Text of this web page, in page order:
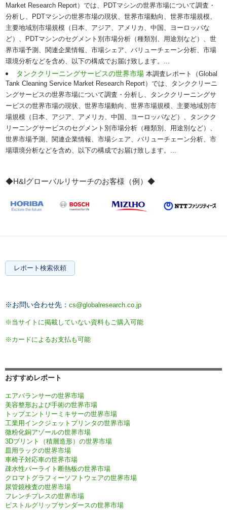
Market Research Report）では、PDTマシンの世界市場について調査・
分析し、PDTマシンの世界市場の現状、世界市場動向、世界市場規模、
主要地域別市場規模（日本、アジア、アメリカ、中国、ヨーロッパな
ど）、PDTマシンのセグメント別市場分析（種類別、用途別など）、世
界市場予測、関連企業情報、市場シェア、バリューチェーン分析、市場
環境分析などを含め、以下の構成でお届け致します。...
タンククリーニングサービスの世界市場本調査レポート（Global
Tank Cleaning Service Market Research Report）では、タンククリーニ
ングサービスの世界市場について調査・分析し、タンククリーニングサ
ービスの世界市場の現状、世界市場動向、世界市場規模、主要地域別市
場規模（日本、アジア、アメリカ、中国、ヨーロッパなど）、タンクク
リーニングサービスのセグメント別市場分析（種類別、用途別など）、
世界市場予測、関連企業情報、市場シェア、バリューチェーン分析、市
場環境分析などを含め、以下の構成でお届け致します。...
◆H&Iグローバルリサーチのお客様（例）◆
レポート検索依頼
※お問い合わせ先： cs@globalresearch.co.jp
※当サイトに掲載していない資料もご購入可能
※カードによるお支払も可能
おすすめレポート
エアバランサーの世界市場
美容整形および手術の世界市場
トップエントリーミキサーの世界市場
工業用インクジェットプリンタの世界市場
微粉化銅アゾールの世界市場
3Dプリント（積層造形）の世界市場
皿用ラックの世界市場
車椅子対応車の世界市場
疎水性パーライト断熱板の世界市場
クロマトグラフィーソフトウェアの世界市場
尿管鏡検査の世界市場
フレンチプレスの世界市場
ピストルグリップサンダースの世界市場